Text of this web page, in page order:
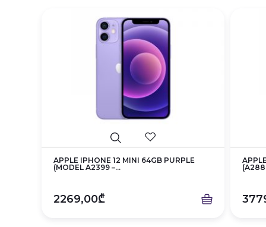
APPLE IPHONE 12 MINI 64GB PURPLE
(MODEL A2399 –...
2269,00₾